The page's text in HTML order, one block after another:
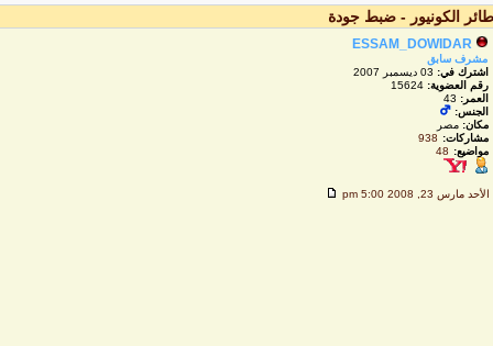
الكونيور - ضبط جودة
ESSAM_DOWIDAR
مشرف سابق
اشترك في:03 ديسمبر 2007
رقم العضوية:15624
العمر: 43
الجنس:
مكان:مصر
مشاركات:
938
مواضيع:
48
الأحد مارس 23, 2008 5:00 pm